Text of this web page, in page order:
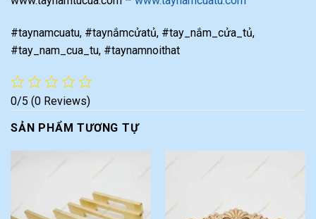
#taynamcuatu, #taynắmcửatủ, #tay_nắm_cửa_tủ,
#tay_nam_cua_tu, #taynamnoithat
0/5 (0 Reviews)
SẢN PHẨM TƯƠNG TỰ